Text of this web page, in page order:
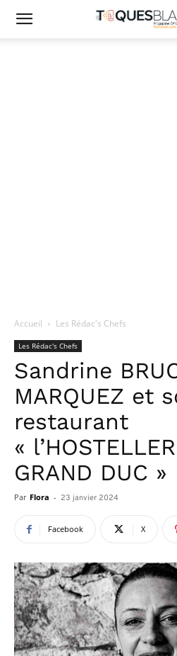
Accueil Les Rédac's Chefs
Les Rédac's Chefs
Sandrine
MARQUEZ et
restaurant
«
GRAND DUC »
Par Flora - 23 janvier 2024
Facebook X